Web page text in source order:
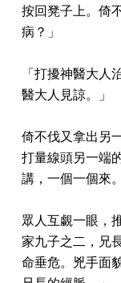
按回凳子上。倚
病？」
「打擾神醫大
醫大人見諒。」
倚不伐又拿出另
打量線頭另一端
講，一個一個來。
眾人互覷一眼，
家九子之二，兄
命垂危。兇手面